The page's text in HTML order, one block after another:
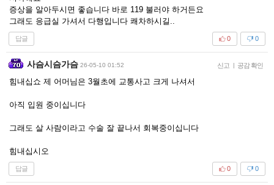
증상을 알아두시면 좋습니다 바로 119 불러야 하거든요
그래도 응급실 가셔서 다행입니다 쾌차하시길..
답글 0
0
사슴시슴가슴 26-05-10 01:52 신고 | 공감 확인
힘내십쇼 제 어머님은 3월초에 교통사고 크게 나셔서
아직 입원 중이십니다
그래도 살 사람이라고 수술 잘 끝나서 회복중이십니다
힘내십시오
답글 0
0